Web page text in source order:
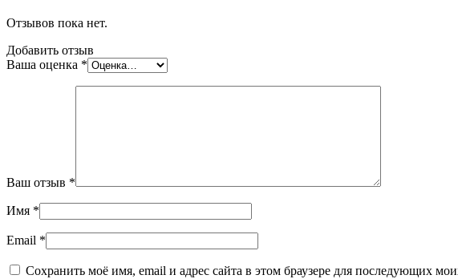
Отзывов пока нет.
Добавить отзыв
Ваша оценка *
Ваш отзыв *
Имя *
Email *
Сохранить моё имя, email и адрес сайта в этом браузере для последующих